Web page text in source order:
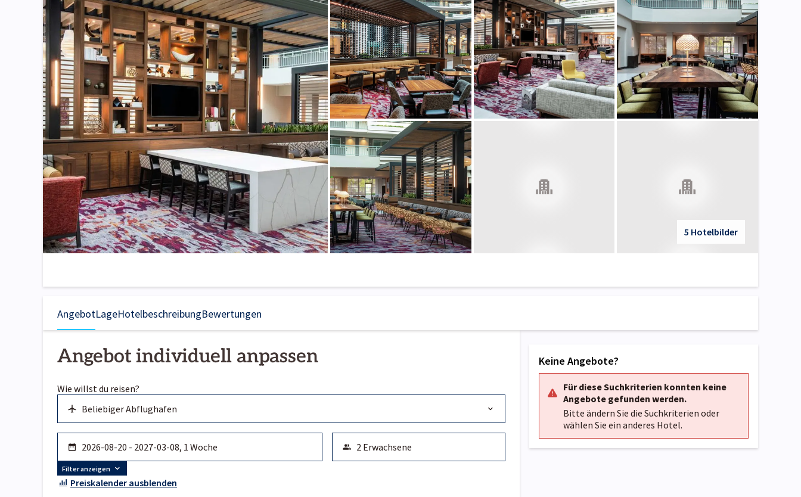
5 Hotelbilder
AngebotLageHotelbeschreibungBewertungen
Angebot individuell anpassen
Wie willst du reisen?
Filter anzeigen
Preiskalender ausblenden
Keine Angebote?
Für diese Suchkriterien konnten keine
Angebote gefunden werden.
Bitte ändern Sie die Suchkriterien oder
wählen Sie ein anderes Hotel.